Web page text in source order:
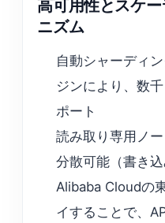
高可用性とスケ
ニズム
自動シャーディ
ジンにより、数
ポート
読み取り専用ノ
分散可能（書き
Alibaba Cloudの
イすることで、